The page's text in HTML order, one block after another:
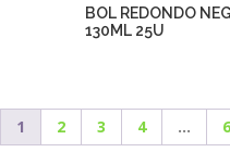
BOL REDONDO
130ML 25U
1 2 3 4 … 6